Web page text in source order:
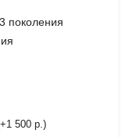
поколения
1 500 р.)